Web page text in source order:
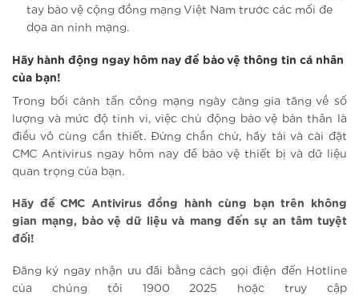
tay bảo vệ cộng đồng mạng Việt Nam trước các mối đe
dọa an ninh mạng.
Hãy hành động ngay hôm nay để bảo vệ thông tin cá nhân
của bạn!
Trong bối cảnh tấn công mạng ngày càng gia tăng về số
lượng và mức độ tinh vi, việc chủ động bảo vệ bản thân là
điều vô cùng cần thiết. Đừng chần chừ, hãy tải và cài đặt
CMC Antivirus ngay hôm nay để bảo vệ thiết bị và dữ liệu
quan trọng của bạn.
Hãy để CMC Antivirus đồng hành cùng bạn trên không
gian mạng, bảo vệ dữ liệu và mang đến sự an tâm tuyệt
đối!
Đăng ký ngay nhận ưu đãi bằng cách gọi điện đến Hotline
của chúng tôi 1900 2025 hoặc truy cập